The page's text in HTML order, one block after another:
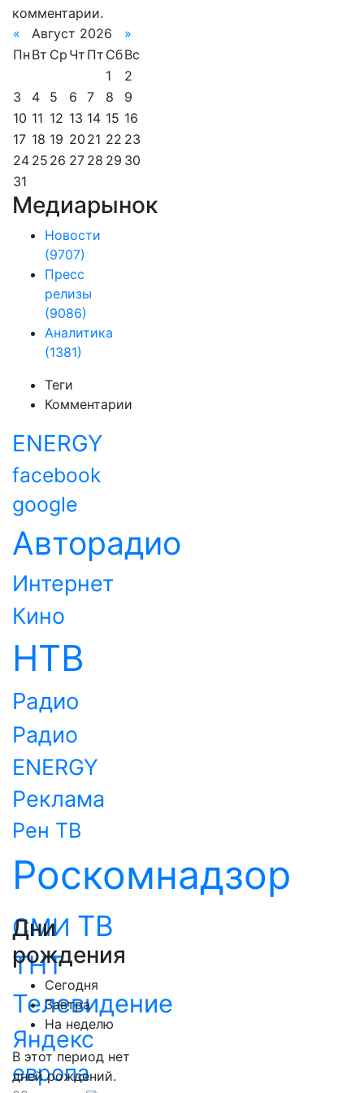
комментарии.
«
Август 2026
»
Пн Вт Ср Чт Пт СбВс
1
2
3
4 5 6 7 8
9
10 11 12 13 14 15 16
17 18 19 20 21 22 23
24 25 26 27 28 29 30
31
Медиарынок
Новости
(9707)
Пресс
релизы
(9086)
Аналитика
(1381)
Теги
Комментарии
ENERGY
facebook
google
Авторадио
Интернет
Кино
НТВ
Радио
Радио
ENERGY
Реклама
Рен ТВ
Роскомнадзор
СМИ ТВ
ТНТ
Телевидение
Яндекс
европа
Дни
рождения
Сегодня
Завтра
На неделю
В этот период нет
дней рождений.